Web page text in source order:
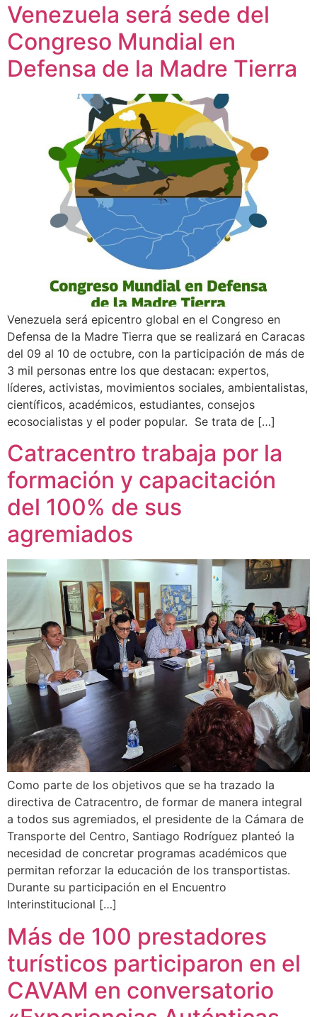
Venezuela será sede del
Congreso Mundial en
Defensa de la Madre Tierra
Venezuela será epicentro global en el Congreso en
Defensa de la Madre Tierra que se realizará en Caracas
del 09 al 10 de octubre, con la participación de más de
3 mil personas entre los que destacan: expertos,
líderes, activistas, movimientos sociales, ambientalistas,
científicos, académicos, estudiantes, consejos
ecosocialistas y el poder popular. Se trata de […]
Catracentro trabaja por la
formación y capacitación
del 100% de sus
agremiados
Como parte de los objetivos que se ha trazado la
directiva de Catracentro, de formar de manera integral
a todos sus agremiados, el presidente de la Cámara de
Transporte del Centro, Santiago Rodríguez planteó la
necesidad de concretar programas académicos que
permitan reforzar la educación de los transportistas.
Durante su participación en el Encuentro
Interinstitucional […]
Más de 100 prestadores
turísticos participaron en el
CAVAM en conversatorio